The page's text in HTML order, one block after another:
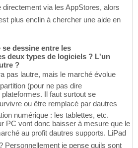
directement via les AppStores, alors
plus enclin à chercher une aide en
dessine entre les
deux types de logiciels ? L'un
?
pas lautre, mais le marché évolue
(pour ne pas dire
Il faut surtout se
ou être remplacé par dautres
numérique : les tablettes, etc.
PC vont donc baisser à mesure que le
au profit dautres supports. LiPad
Personnellement je pense quils sont